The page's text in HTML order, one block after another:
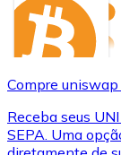
Compre
Receba seus
SEPA. Uma